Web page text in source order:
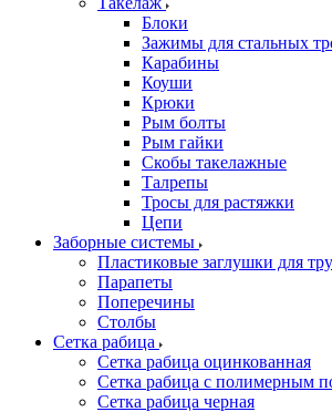
Блоки
Зажимы для стальных
Карабины
Коуши
Крюки
Рым болты
Рым гайки
Скобы такелажные
Талрепы
Тросы для растяжки
Цепи
Заборные системы
Пластиковые заглушки для
Парапеты
Поперечины
Столбы
Сетка рабица
Сетка рабица оцинкованная
Сетка рабица с полимерным
Сетка рабица черная